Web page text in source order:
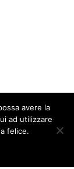
avere la
ad utilizzare
felice.